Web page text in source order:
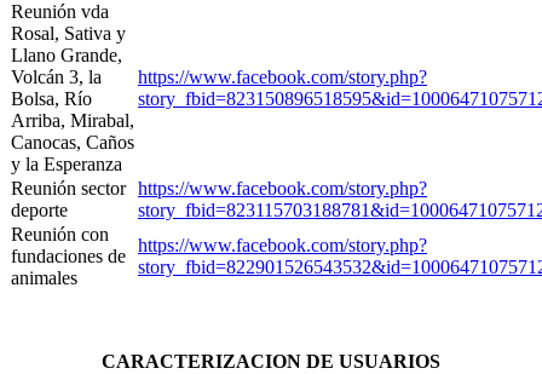
Reunión vda
Rosal, Sativa y
Llano Grande,
Volcán 3, la
Bolsa, Río
Arriba, Mirabal,
Canocas, Caños
y la Esperanza
https://www.facebook.com/story.php?
Reunión sector
deporte
https://www.facebook.com/story.php?
Reunión con
fundaciones de
animales
https://www.facebook.com/story.php?
CARACTERIZACION DE USUARIOS